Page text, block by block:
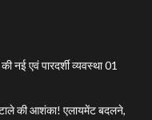
नई एवं पारदर्शी व्यवस्था 01
की आशंका! एलायमेंट बदलने,